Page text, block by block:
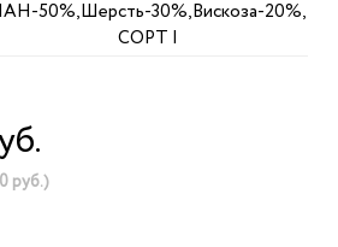
руб.)
50%,Шерсть-30%,Вискоза-20%,
СОРТ I